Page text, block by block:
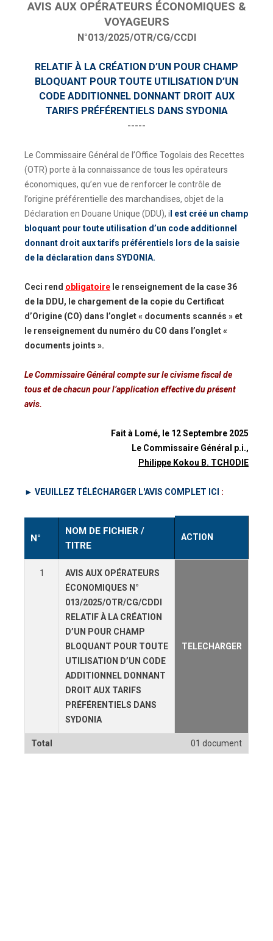
Toute la Documentation
CONTACT
AVIS AUX OPÉRATEURS ÉCONOMIQUES &
VOYAGEURS
N°013/2025/OTR/CG/CCDI
RELATIF À LA CRÉATION D’UN POUR CHAMP
BLOQUANT POUR TOUTE UTILISATION D’UN
CODE ADDITIONNEL DONNANT DROIT AUX
TARIFS PRÉFÉRENTIELS DANS SYDONIA
-----
Le Commissaire Général de l’Office Togolais des Recettes
(OTR) porte à la connaissance de tous les opérateurs
économiques, qu’en vue de renforcer le contrôle de
l’origine préférentielle des marchandises, objet de la
Déclaration en Douane Unique (DDU), i l est créé un champ
bloquant pour toute utilisation d’un code additionnel
donnant droit aux tarifs préférentiels lors de la saisie
de la déclaration dans SYDONIA.
Ceci rend obligatoire le renseignement de la case 36
de la DDU, le chargement de la copie du Certificat
d’Origine (CO) dans l’onglet « documents scannés » et
le renseignement du numéro du CO dans l’onglet «
documents joints ».
Le Commissaire Général compte sur le civisme fiscal de
tous et de chacun pour l’application effective du présent
avis.
Fait à Lomé, le 12 Septembre 2025
Le Commissaire Général p.i.,
Philippe Kokou B. TCHODIE
► VEUILLEZ TÉLÉCHARGER L'AVIS COMPLET ICI :
N°
NOM DE FICHIER /
TITRE
ACTION
Total 01 document
1
AVIS AUX OPÉRATEURS
ÉCONOMIQUES N°
013/2025/OTR/CG/CDDI
RELATIF À LA CRÉATION
D’UN POUR CHAMP
BLOQUANT POUR TOUTE
UTILISATION D’UN CODE
ADDITIONNEL DONNANT
DROIT AUX TARIFS
PRÉFÉRENTIELS DANS
SYDONIA
TELECHARGER